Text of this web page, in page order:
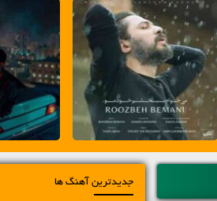
جدیدترین آهنگ ها